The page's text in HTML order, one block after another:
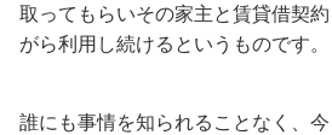
取ってもらいその家主と賃貸借契
がら利用し続けるというものです。
誰にも事情を知られることなく、